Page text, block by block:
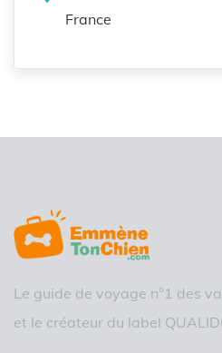
France
Le guide de voyage n°1 des
et le créateur du label